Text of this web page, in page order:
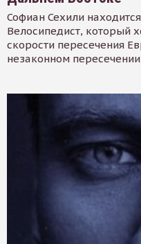
Софиан Сехили
Велосипедист, который
скорости пересечения
незаконном